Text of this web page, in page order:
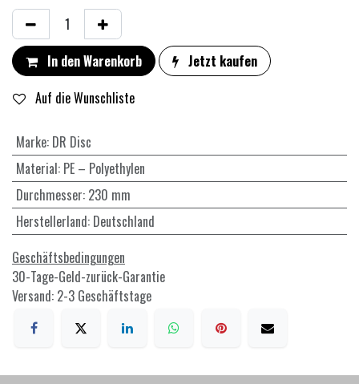
In den Warenkorb
Jetzt kaufen
Auf die Wunschliste
Marke: DR Disc
Material: PE – Polyethylen
Durchmesser: 230 mm
Herstellerland: Deutschland
Geschäftsbedingungen
30-Tage-Geld-zurück-Garantie
Versand: 2-3 Geschäftstage